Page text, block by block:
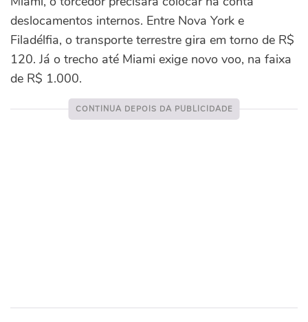
deslocamentos internos. Entre Nova York e
Filadélfia, o transporte terrestre gira em torno de R$
120. Já o trecho até Miami exige novo voo, na faixa
de R$ 1.000.